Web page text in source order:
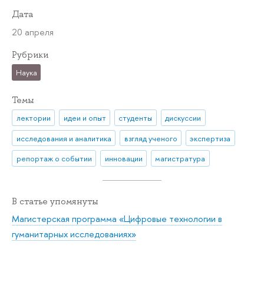
Дата
20 апреля
Рубрики
Наука
Темы
лектории идеи и опыт студенты
дискуссии
исследования и аналитика
взгляд ученого
экспертиза
репортаж о событии
инновации магистратура
В статье упомянуты
Магистерская программа «Цифровые технологии в
гуманитарных исследованиях»